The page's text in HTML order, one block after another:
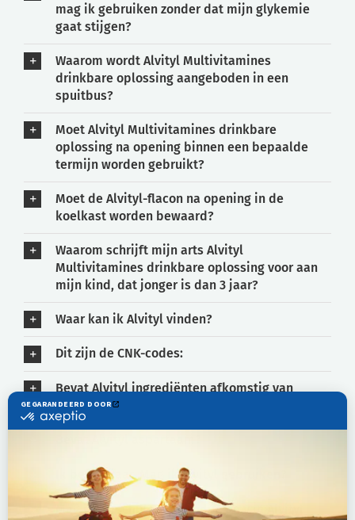
mag ik gebruiken zonder dat mijn glykemie
gaat stijgen?
Waarom wordt Alvityl Multivitamines
drinkbare oplossing aangeboden in een
spuitbus?
Moet Alvityl Multivitamines drinkbare
oplossing na opening binnen een bepaalde
termijn worden gebruikt?
Moet de Alvityl-flacon na opening in de
koelkast worden bewaard?
Waarom schrijft mijn arts Alvityl
Multivitamines drinkbare oplossing voor aan
mijn kind, dat jonger is dan 3 jaar?
Waar kan ik Alvityl vinden?
Dit zijn de CNK-codes:
Bevat Alvityl ingrediënten afkomstig van
varkens?
Ik ben 70 jaar. Mag ik Alvityl gebruiken?
Mag ik verschillende producten van Alvityl